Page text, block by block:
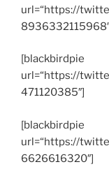
url=“https://
[blackbirdpie
url=“https://
471120385″]
[blackbirdpie
url=“https://
6626616320″]